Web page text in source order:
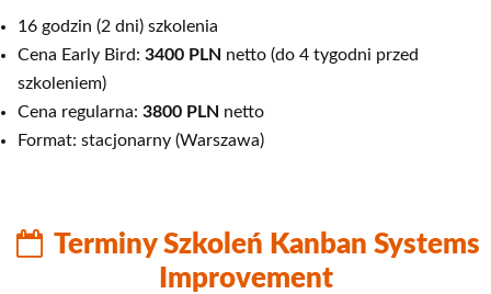
16 godzin (2 dni) szkolenia
Cena Early Bird: 3400 PLN netto (do 4 tygodni przed
szkoleniem)
Cena regularna: 3800 PLN netto
Format: stacjonarny (Warszawa)
Terminy Szkoleń Kanban Systems
Improvement